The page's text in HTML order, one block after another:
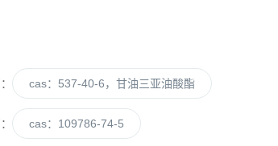
cas：537-40-6，甘油三亚油酸酯
cas：109786-74-5